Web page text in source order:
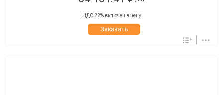
НДС 22% включен в цену
Заказать